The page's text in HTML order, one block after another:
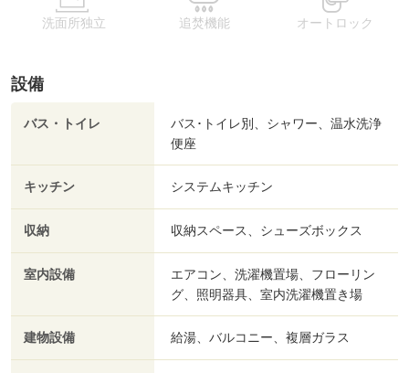
洗面所独立 追焚機能 オートロック
設備
バス・トイレ
バス･トイレ別、シャワー、温水洗浄
便座
キッチン システムキッチン
収納 収納スペース、シューズボックス
室内設備
エアコン、洗濯機置場、フローリン
グ、照明器具、室内洗濯機置き場
建物設備 給湯、バルコニー、複層ガラス